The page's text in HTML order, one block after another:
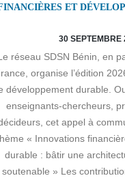
ET
30 SEPTEMBRE
réseau SDSN Bénin, en
organise l’édition
développement durable.
enseignants-chercheurs,
cet appel à
« Innovations
durable : bâtir une
soutenable » Les